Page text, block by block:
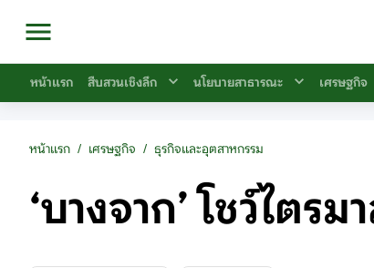
หน้าแรก สืบสวนเชิงลึก นโยบายสาธารณะ เศรษฐกิจ
หน้าแรก / เศรษฐกิจ / ธุรกิจและอุตสาหกรรม
‘บางจาก’ โชว์ไตร